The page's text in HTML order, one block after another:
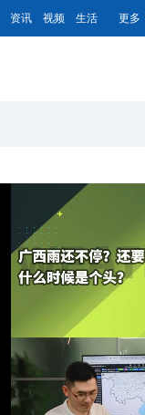
资讯 视频 生活 更多